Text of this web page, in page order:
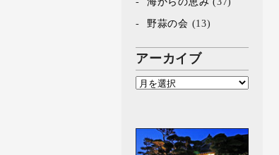
野蒜の会 (13)
アーカイブ